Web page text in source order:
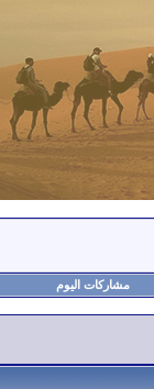
مشاركات اليوم